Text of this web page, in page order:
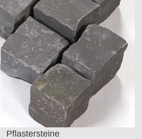
Pflastersteine